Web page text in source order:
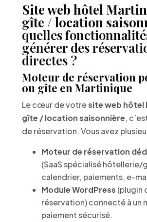
Site web hôtel
gîte / location
quelles
générer des
directes ?
Moteur de réservation
ou gîte en Martinique
Le cœur de votresite web hôtel
gîte / location saisonnière,
de réservation. Vous avez
Moteur de réservation
(SaaS spécialisé hôtellerie/
calendrier, paiements, e-
Module WordPress (plugin
réservation) connecté à un
paiement sécurisé.